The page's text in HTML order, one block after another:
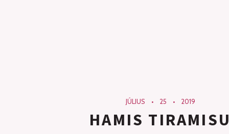
JÚLIUS 25 2019
HAMIS